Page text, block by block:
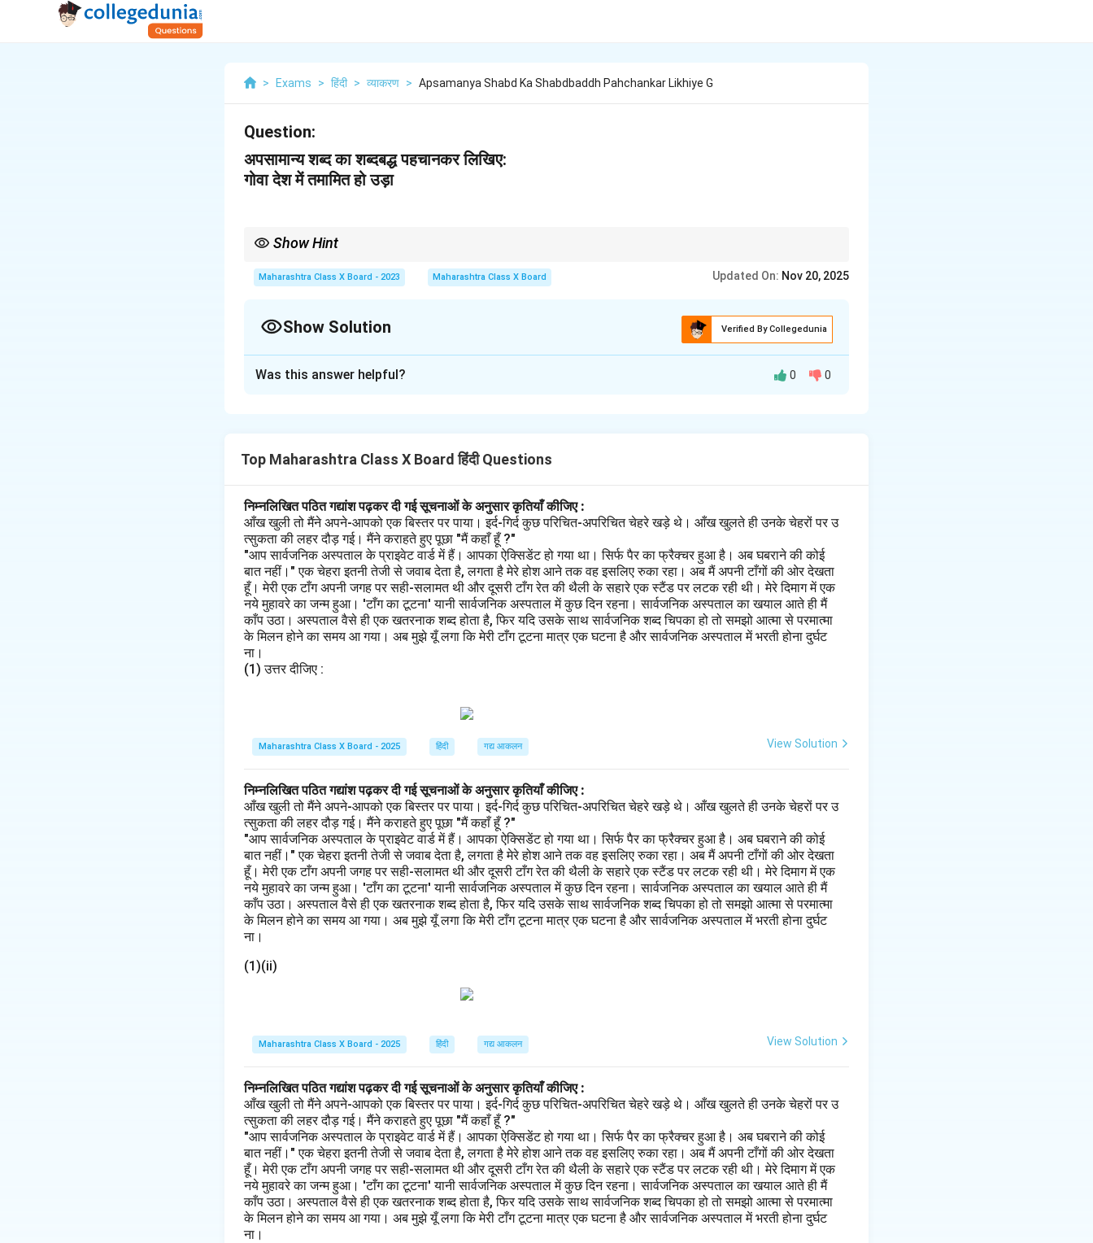
> Exams > हिंदी > व्याकरण > Apsamanya Shabd Ka Shabdbaddh Pahchankar Likhiye G
Question:
अपसामान्य शब्द का शब्दबद्ध पहचानकर लिखिए:
गोवा देश में तमामित हो उड़ा
Show Hint
Maharashtra Class X Board - 2023 Maharashtra Class X Board Updated On: Nov 20, 2025
Show Solution Verified By Collegedunia
Step 2: संज्ञान और अर्थ
के पूर्ण होने को भी व्यक्त कर सकता है।
Download Solution in PDF
Was this answer helpful? 0 0
Top Maharashtra Class X Board हिंदी Questions
निम्नलिखित पठित गद्यांश पढ़कर दी गई सूचनाओं के अनुसार कृतियाँ कीजिए :
आँख खुली तो मैंने अपने-आपको एक बिस्तर पर पाया। इर्द-गिर्द कुछ परिचित-अपरिचित चेहरे खड़े थे। आँख खुलते ही उनके चेहरों पर उ
त्सुकता की लहर दौड़ गई। मैंने कराहते हुए पूछा "मैं कहाँ हूँ ?"
"आप सार्वजनिक अस्पताल के प्राइवेट वार्ड में हैं। आपका ऐक्सिडेंट हो गया था। सिर्फ पैर का फ्रैक्चर हुआ है। अब घबराने की कोई
बात नहीं।" एक चेहरा इतनी तेजी से जवाब देता है, लगता है मेरे होश आने तक वह इसलिए रुका रहा। अब मैं अपनी टाँगों की ओर देखता
हूँ। मेरी एक टाँग अपनी जगह पर सही-सलामत थी और दूसरी टाँग रेत की थैली के सहारे एक स्टैंड पर लटक रही थी। मेरे दिमाग में एक
नये मुहावरे का जन्म हुआ। 'टाँग का टूटना' यानी सार्वजनिक अस्पताल में कुछ दिन रहना। सार्वजनिक अस्पताल का खयाल आते ही मैं
काँप उठा। अस्पताल वैसे ही एक खतरनाक शब्द होता है, फिर यदि उसके साथ सार्वजनिक शब्द चिपका हो तो समझो आत्मा से परमात्मा
के मिलन होने का समय आ गया। अब मुझे यूँ लगा कि मेरी टाँग टूटना मात्र एक घटना है और सार्वजनिक अस्पताल में भरती होना दुर्घट
ना।
(1) उत्तर दीजिए :
Maharashtra Class X Board - 2025 हिंदी गद्य आकलन View Solution
निम्नलिखित पठित गद्यांश पढ़कर दी गई सूचनाओं के अनुसार कृतियाँ कीजिए :
आँख खुली तो मैंने अपने-आपको एक बिस्तर पर पाया। इर्द-गिर्द कुछ परिचित-अपरिचित चेहरे खड़े थे। आँख खुलते ही उनके चेहरों पर उ
त्सुकता की लहर दौड़ गई। मैंने कराहते हुए पूछा "मैं कहाँ हूँ ?"
"आप सार्वजनिक अस्पताल के प्राइवेट वार्ड में हैं। आपका ऐक्सिडेंट हो गया था। सिर्फ पैर का फ्रैक्चर हुआ है। अब घबराने की कोई
बात नहीं।" एक चेहरा इतनी तेजी से जवाब देता है, लगता है मेरे होश आने तक वह इसलिए रुका रहा। अब मैं अपनी टाँगों की ओर देखता
हूँ। मेरी एक टाँग अपनी जगह पर सही-सलामत थी और दूसरी टाँग रेत की थैली के सहारे एक स्टैंड पर लटक रही थी। मेरे दिमाग में एक
नये मुहावरे का जन्म हुआ। 'टाँग का टूटना' यानी सार्वजनिक अस्पताल में कुछ दिन रहना। सार्वजनिक अस्पताल का खयाल आते ही मैं
काँप उठा। अस्पताल वैसे ही एक खतरनाक शब्द होता है, फिर यदि उसके साथ सार्वजनिक शब्द चिपका हो तो समझो आत्मा से परमात्मा
के मिलन होने का समय आ गया। अब मुझे यूँ लगा कि मेरी टाँग टूटना मात्र एक घटना है और सार्वजनिक अस्पताल में भरती होना दुर्घट
ना।
(1)(ii)
Maharashtra Class X Board - 2025 हिंदी गद्य आकलन View Solution
निम्नलिखित पठित गद्यांश पढ़कर दी गई सूचनाओं के अनुसार कृतियाँ कीजिए :
आँख खुली तो मैंने अपने-आपको एक बिस्तर पर पाया। इर्द-गिर्द कुछ परिचित-अपरिचित चेहरे खड़े थे। आँख खुलते ही उनके चेहरों पर उ
त्सुकता की लहर दौड़ गई। मैंने कराहते हुए पूछा "मैं कहाँ हूँ ?"
"आप सार्वजनिक अस्पताल के प्राइवेट वार्ड में हैं। आपका ऐक्सिडेंट हो गया था। सिर्फ पैर का फ्रैक्चर हुआ है। अब घबराने की कोई
बात नहीं।" एक चेहरा इतनी तेजी से जवाब देता है, लगता है मेरे होश आने तक वह इसलिए रुका रहा। अब मैं अपनी टाँगों की ओर देखता
हूँ। मेरी एक टाँग अपनी जगह पर सही-सलामत थी और दूसरी टाँग रेत की थैली के सहारे एक स्टैंड पर लटक रही थी। मेरे दिमाग में एक
नये मुहावरे का जन्म हुआ। 'टाँग का टूटना' यानी सार्वजनिक अस्पताल में कुछ दिन रहना। सार्वजनिक अस्पताल का खयाल आते ही मैं
काँप उठा। अस्पताल वैसे ही एक खतरनाक शब्द होता है, फिर यदि उसके साथ सार्वजनिक शब्द चिपका हो तो समझो आत्मा से परमात्मा
के मिलन होने का समय आ गया। अब मुझे यूँ लगा कि मेरी टाँग टूटना मात्र एक घटना है और सार्वजनिक अस्पताल में भरती होना दुर्घट
ना।